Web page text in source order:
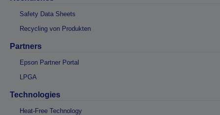
Safety Data Sheets
Recycling von Produkten
Partners
Epson Partner Portal
LPGA
Technologies
Heat-Free Technology